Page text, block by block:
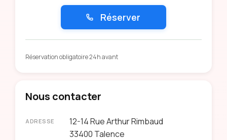
Réserver
Réservation obligatoire 24h avant
Nous contacter
ADRESSE
12-14 Rue Arthur Rimbaud
33400 Talence